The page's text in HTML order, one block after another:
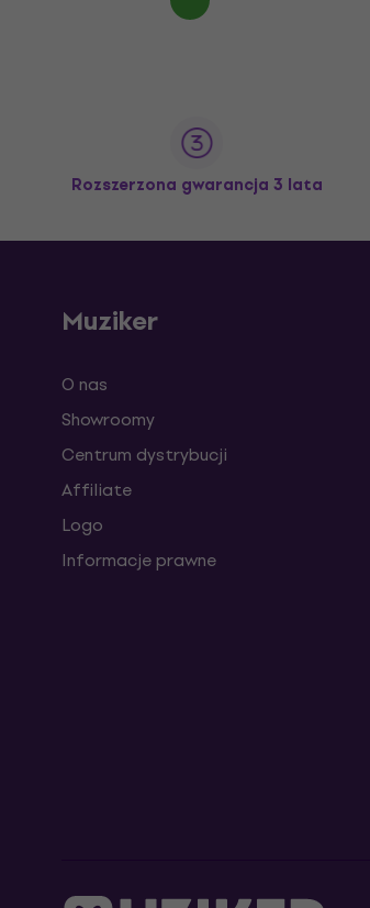
Rozszerzona gwarancja 3 lata
Muziker
O nas
Showroomy
Centrum dystrybucji
Affiliate
Logo
Informacje prawne